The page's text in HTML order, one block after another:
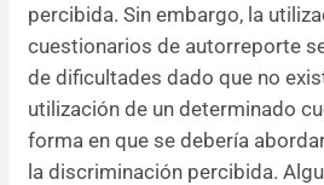
percibida. Sin embargo, la
cuestionarios de autorreporte
de dificultades dado que no
utilización de un determinado
forma en que se debería
la discriminación percibida.